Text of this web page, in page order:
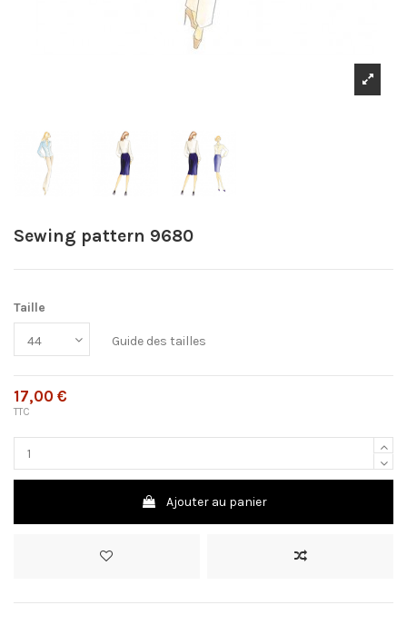
Sewing pattern 9680
Taille
Guide des tailles
17,00 €
TTC
Ajouter au panier